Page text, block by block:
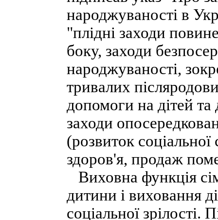
народжуваності в
"плідні заходи
боку, заходи
народжуваності,
тривалих
допомоги на дітей
заходи
(розвиток
здоров'я, продаж
Виховна функція
дитини і виховання
соціальної зрілості.